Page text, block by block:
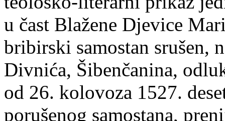
u čast Blažene Djevice
bribirski samostan srušen,
Divnića, Šibenčanina,
od 26. kolovoza 1527.
porušenog samostana,